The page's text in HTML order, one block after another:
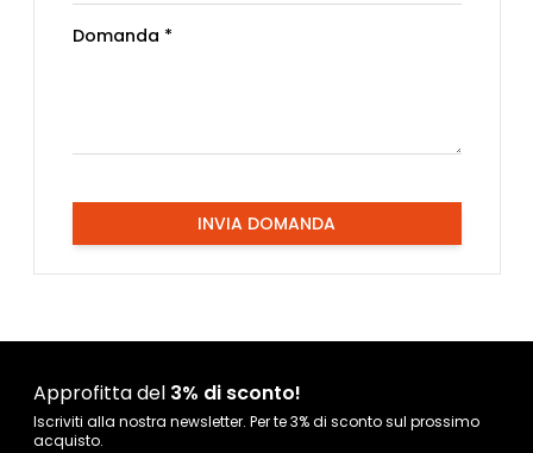
Domanda *
INVIA DOMANDA
Approfitta del 3% di sconto!
Iscriviti alla nostra newsletter. Per te 3% di sconto sul prossimo
acquisto.